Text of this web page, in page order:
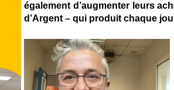
également d’augmenter leurs
d’Argent – qui produit chaque